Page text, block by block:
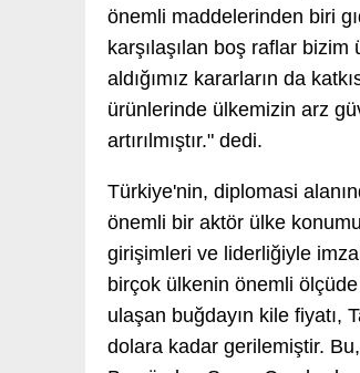
önemli maddelerinden biri
karşılaşılan boş raflar
aldığımız kararların da
ürünlerinde ülkemizin arz
artırılmıştır." dedi.
Türkiye'nin, diplomasi
önemli bir aktör ülke
girişimleri ve liderliğiyle
birçok ülkenin önemli
ulaşan buğdayın kile fiyatı,
dolara kadar gerilemiştir.